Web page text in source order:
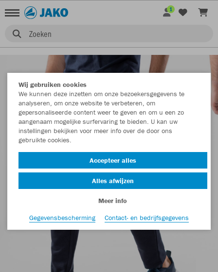
Zoeken
1
Wij gebruiken cookies
We kunnen deze inzetten om onze bezoekersgegevens te
analyseren, om onze website te verbeteren, om
gepersonaliseerde content weer te geven en om u een zo
aangenaam mogelijke surfervaring te bieden. U kan uw
instellingen bekijken voor meer info over de door ons
gebruikte cookies.
Accepteer alles
Alles afwijzen
Meer info
Gegevensbescherming
Contact- en bedrijfsgegevens